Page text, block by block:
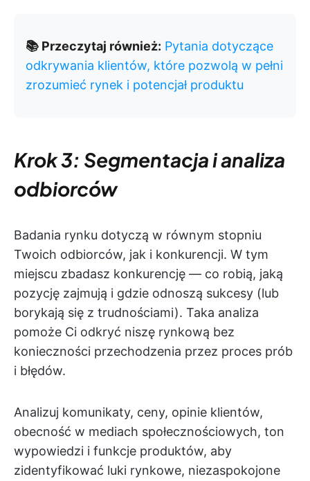
📚 Przeczytaj również: Pytania dotyczące
odkrywania klientów, które pozwolą w pełni
zrozumieć rynek i potencjał produktu
Krok 3: Segmentacja i analiza
odbiorców
Badania rynku dotyczą w równym stopniu
Twoich odbiorców, jak i konkurencji. W tym
miejscu zbadasz konkurencję — co robią, jaką
pozycję zajmują i gdzie odnoszą sukcesy (lub
borykają się z trudnościami). Taka analiza
pomoże Ci odkryć niszę rynkową bez
konieczności przechodzenia przez proces prób
i błędów.
Analizuj komunikaty, ceny, opinie klientów,
obecność w mediach społecznościowych, ton
wypowiedzi i funkcje produktów, aby
zidentyfikować luki rynkowe, niezaspokojone